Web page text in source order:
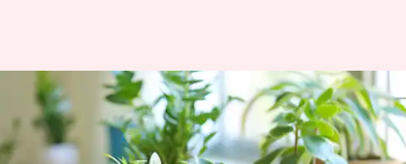
ஆப்பிரிக்க துணிகளைக்
கொண்டு பூந்தொட்டிகள்
உருவாக்குவது எப்படி?